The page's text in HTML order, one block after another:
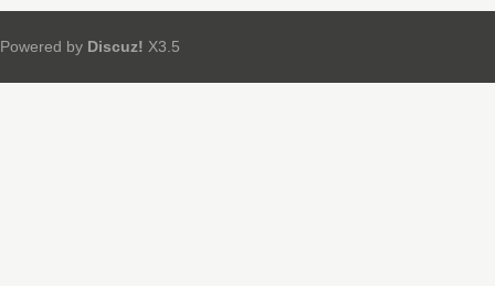
Powered by Discuz! X3.5